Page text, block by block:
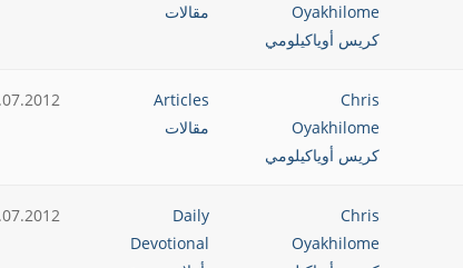
Oyakhilome
كريس أوياكيلومي
مقالات
Chris
Oyakhilome
كريس أوياكيلومي
Articles
مقالات
Chris
Oyakhilome
Daily
Devotional